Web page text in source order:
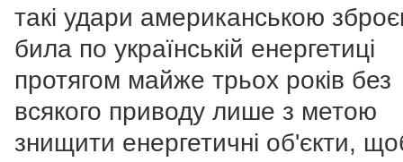
такі удари американською
била по українській енергетиці
протягом майже трьох років без
всякого приводу лише з метою
знищити енергетичні об'єкти,